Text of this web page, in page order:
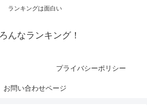
ランキングは面白い
んなランキング！
プライバシーポリシー
お問い合わせページ